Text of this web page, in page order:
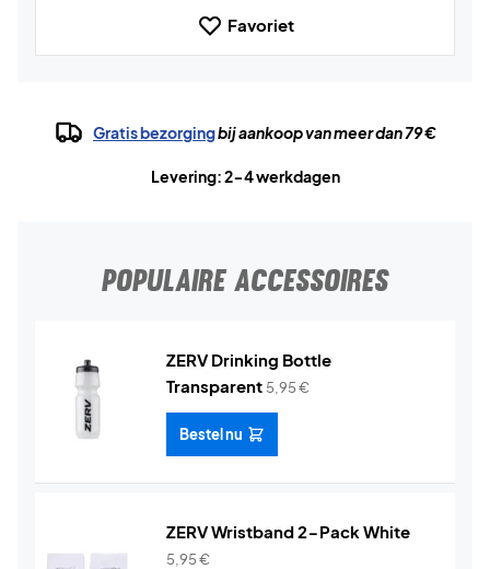
Favoriet
Gratis bezorgingbij aankoop van meer dan 79 €
Levering: 2-4 werkdagen
POPULAIRE ACCESSOIRES
ZERV Drinking Bottle
Transparent 5,95€
Bestel nu
ZERV Wristband 2-Pack White
5,95€